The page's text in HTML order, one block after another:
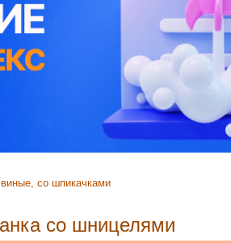
со шпикачками
со шницелями